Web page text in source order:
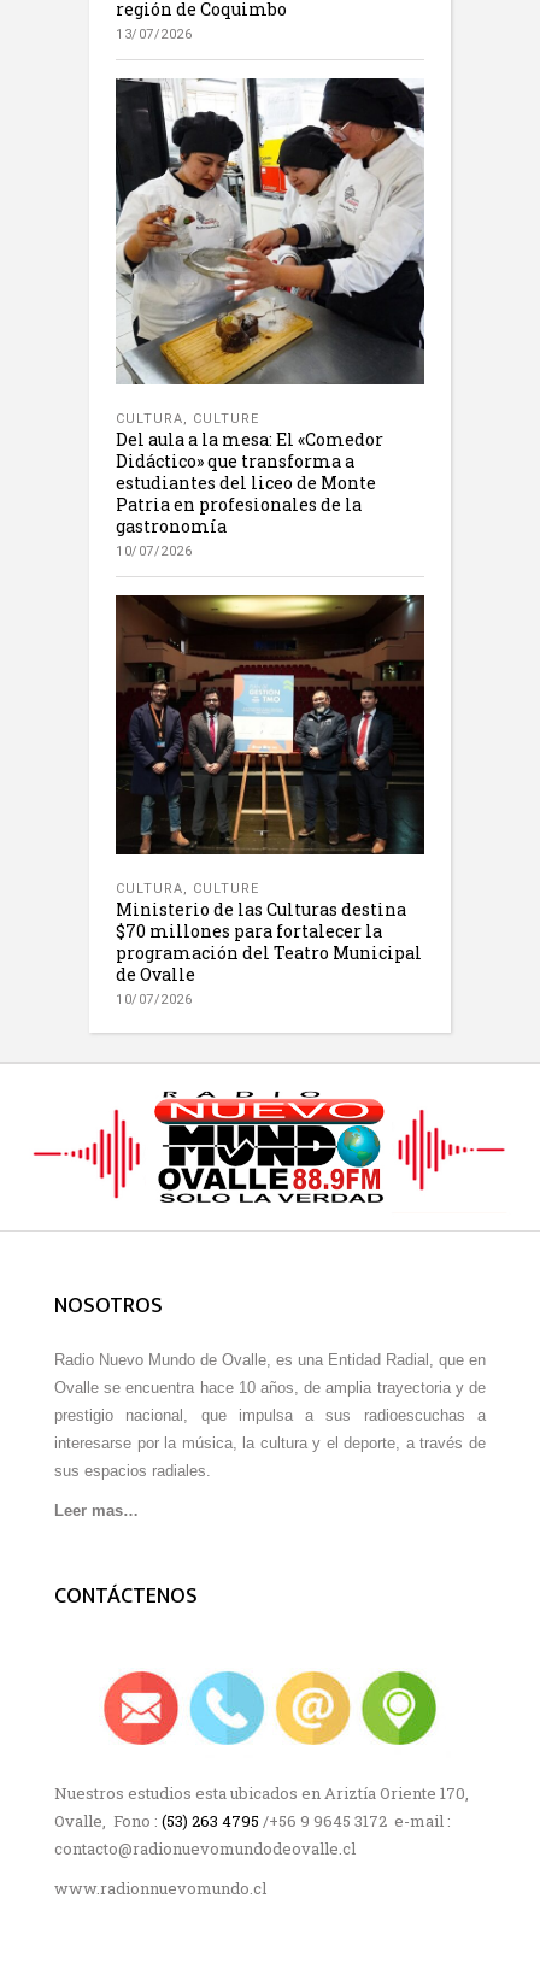
región de Coquimbo
13/07/2026
CULTURA, CULTURE
Del aula a la mesa: El «Comedor
Didáctico» que transforma a
estudiantes del liceo de Monte
Patria en profesionales de la
gastronomía
10/07/2026
CULTURA CULTURE
Ministerio de las Culturas destina
$70 millones para fortalecer la
programación del Teatro Municipal
de Ovalle
10/07/2026
NOSOTROS
Radio Nuevo Mundo de Ovalle, es una Entidad Radial, que en
Ovalle se encuentra hace 10 años, de amplia trayectoria y de
prestigio nacional, que impulsa a sus radioescuchas a
interesarse por la música, la cultura y el deporte, a través de
sus espacios radiales.
Leer mas…
CONTÁCTENOS
Nuestros estudios esta ubicados en Ariztía Oriente 170,
Ovalle, Fono : (53) 263 4795 /+56 9 9645 3172 e-mail :
contacto@radionuevomundodeovalle.cl
www.radionnuevomundo.cl